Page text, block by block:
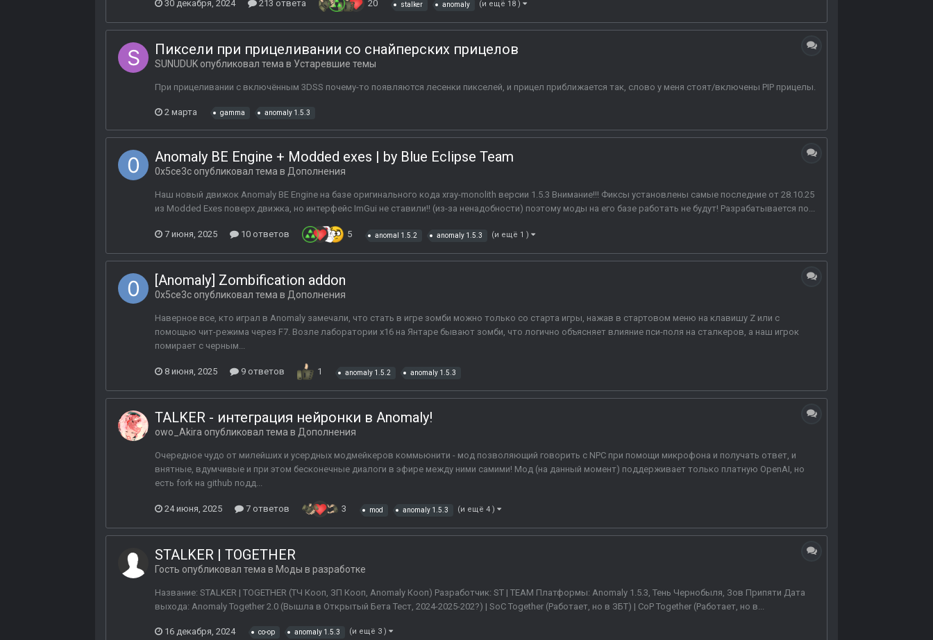
30 декабря, 2024 213 ответа 20 stalker anomaly (и ещё 18 )
Пиксели при прицеливании со снайперских прицелов
SUNUDUK опубликовал тема в Устаревшие темы
При прицеливании с включённым 3DSS почему-то появляются лесенки пикселей, и прицел приближается так, слово у меня стоят/включены PIP прицелы.
2 марта gamma anomaly 1.5.3
Anomaly BE Engine + Modded exes | by Blue Eclipse Team
0x5ce3c опубликовал тема в Дополнения
Наш новый движок Anomaly BE Engine на базе оригинального кода xray-monolith версии 1.5.3 Внимание!!! Фиксы установлены самые последние от 28.10.25
из Modded Exes поверх движка, но интерфейс ImGui не ставили!! (из-за ненадобности) поэтому моды на его базе работать не будут! Разрабатывается по...
7 июня, 2025 10 ответов 5 anomal 1.5.2 anomaly 1.5.3 (и ещё 1 )
[Anomaly] Zombification addon
0x5ce3c опубликовал тема в Дополнения
Наверное все, кто играл в Anomaly замечали, что стать в игре зомби можно только со старта игры, нажав в стартовом меню на клавишу Z или с
помощью чит-режима через F7. Возле лаборатории x16 на Янтаре бывают зомби, что логично объясняет влияние пси-поля на сталкеров, а наш игрок
помирает с черным...
8 июня, 2025 9 ответов 1 anomaly 1.5.2 anomaly 1.5.3
TALKER - интеграция нейронки в Anomaly!
owo_Akira опубликовал тема в Дополнения
Очередное чудо от милейших и усердных модмейкеров коммьюнити - мод позволяющий говорить с NPC при помощи микрофона и получать ответ, и
внятные, вдумчивые и при этом бесконечные диалоги в эфире между ними самими! Мод (на данный момент) поддерживает только платную OpenAI, но
есть fork на github подд...
24 июня, 2025 7 ответов 3 mod anomaly 1.5.3 (и ещё 4 )
STALKER | TOGETHER
Гость опубликовал тема в Моды в разработке
Название: STALKER | TOGETHER (ТЧ Кооп, ЗП Кооп, Anomaly Кооп) Разработчик: ST | TEAM Платформы: Anomaly 1.5.3, Тень Чернобыля, Зов Припяти Дата
выхода: Anomaly Together 2.0 (Вышла в Открытый Бета Тест, 2024-2025-202?) | SoC Together (Работает, но в ЗБТ) | CoP Together (Работает, но в...
16 декабря, 2024 co-op anomaly 1.5.3 (и ещё 3 )